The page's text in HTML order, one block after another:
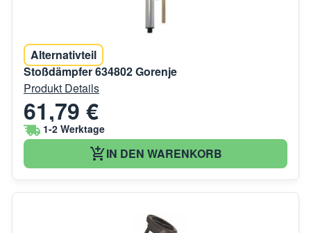
Alternativteil
Stoßdämpfer 634802 Gorenje
Produkt Details
61,79 €
1-2 Werktage
IN DEN WARENKORB